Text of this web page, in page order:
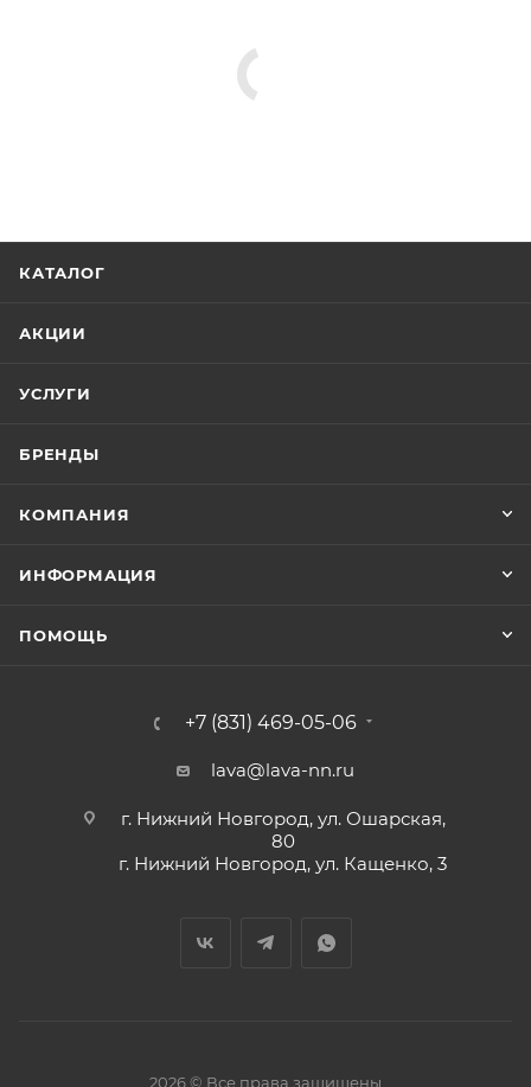
КАТАЛОГ
АКЦИИ
УСЛУГИ
БРЕНДЫ
КОМПАНИЯ
ИНФОРМАЦИЯ
ПОМОЩЬ
+7 (831) 469-05-06
lava@lava-nn.ru
г. Нижний Новгород, ул. Ошарская,
80
г. Нижний Новгород, ул. Кащенко, 3
2026 © Все права защищены